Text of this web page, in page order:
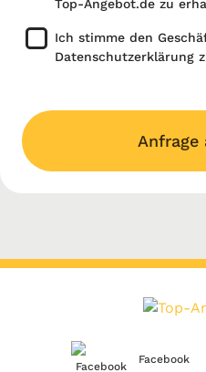
Top-Angebot.de zu
Ich stimme den
Datenschutzerklärung
Anfrage
Facebook